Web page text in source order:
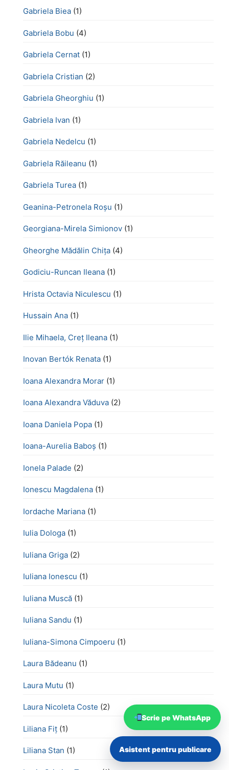
Gabriela Biea (1)
Gabriela Bobu (4)
Gabriela Cernat (1)
Gabriela Cristian (2)
Gabriela Gheorghiu (1)
Gabriela Ivan (1)
Gabriela Nedelcu (1)
Gabriela Răileanu (1)
Gabriela Turea (1)
Geanina-Petronela Roșu (1)
Georgiana-Mirela Simionov (1)
Gheorghe Mădălin Chiţa (4)
Godiciu-Runcan Ileana (1)
Hrista Octavia Niculescu (1)
Hussain Ana (1)
Ilie Mihaela, Creț Ileana (1)
Inovan Bertók Renata (1)
Ioana Alexandra Morar (1)
Ioana Alexandra Văduva (2)
Ioana Daniela Popa (1)
Ioana-Aurelia Baboș (1)
Ionela Palade (2)
Ionescu Magdalena (1)
Iordache Mariana (1)
Iulia Dologa (1)
Iuliana Griga (2)
Iuliana Ionescu (1)
Iuliana Muscă (1)
Iuliana Sandu (1)
Iuliana-Simona Cimpoeru (1)
Laura Bădeanu (1)
Laura Mutu (1)
Laura Nicoleta Coste (2)
Liliana Fiț (1)
Liliana Stan (1)
Scrie pe WhatsApp
Asistent pentru publicare